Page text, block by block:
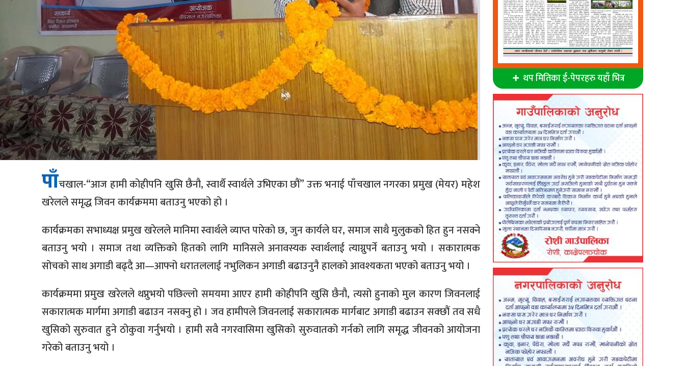
पाँचखाल-“आज हामी कोहीपनि खुसि छैनौ, स्वार्थै स्वार्थले उभिएका छौं” उक्त भनाई पाँचखाल नगरका प्रमुख (मेयर) महेश
खरेलले समृद्ध जिवन कार्यक्रममा बताउनु भएको हो ।
कार्यक्रमका सभाध्यक्ष प्रमुख खरेलले मानिमा स्वार्थले व्याप्त पारेको छ, जुन कार्यले घर, समाज साथै मुलुकको हित हुन नसक्ने
बताउनु भयो । समाज तथा व्यक्तिको हितको लागि मानिसले अनावस्यक स्वार्थलाई त्याग्नुपर्ने बताउनु भयो । सकारात्मक
सोचको साथ अगाडी बढ्दै आ—आफ्नो धरातललाई नभुलिकन अगाडी बढाउनुनै हालको आवश्यकता भएको बताउनु भयो ।
कार्यक्रममा प्रमुख खरेलले थप्नुभयो पछिल्लो समयमा आएर हामी कोहीपनि खुसि छैनौ, त्यसो हुनाको मुल कारण जिवनलाई
सकारात्मक मार्गमा अगाडी बढाउन नसक्नु हो । जव हामीपले जिवनलाई सकारात्मक मार्गबाट अगाडी बढाउन सक्छौं तव सधै
खुसिको सुरुवात हुने ठोकुवा गर्नुभयो । हामी सवै नगरवासिमा खुसिको सुरुवातको गर्नको लागि समृद्ध जीवनको आयोजना
गरेको बताउनु भयो ।
थप मितिका ई-पेपरहरु यहाँ भित्र